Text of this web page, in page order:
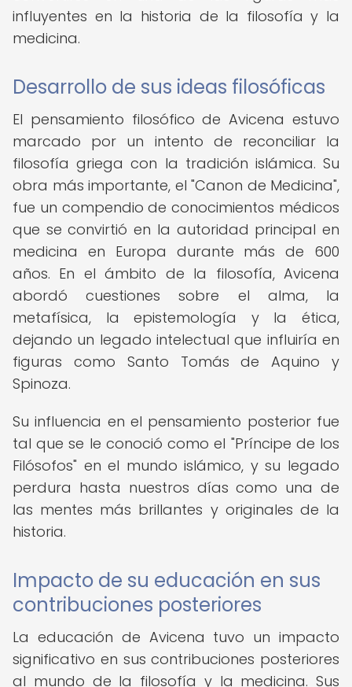
influyentes en la historia de la filosofía y la
medicina.
Desarrollo de sus ideas filosóficas
El pensamiento filosófico de Avicena estuvo
marcado por un intento de reconciliar la
filosofía griega con la tradición islámica. Su
obra más importante, el "Canon de Medicina",
fue un compendio de conocimientos médicos
que se convirtió en la autoridad principal en
medicina en Europa durante más de 600
años. En el ámbito de la filosofía, Avicena
abordó cuestiones sobre el alma, la
metafísica, la epistemología y la ética,
dejando un legado intelectual que influiría en
figuras como Santo Tomás de Aquino y
Spinoza.
Su influencia en el pensamiento posterior fue
tal que se le conoció como el "Príncipe de los
Filósofos" en el mundo islámico, y su legado
perdura hasta nuestros días como una de
las mentes más brillantes y originales de la
historia.
Impacto de su educación en sus
contribuciones posteriores
La educación de Avicena tuvo un impacto
significativo en sus contribuciones posteriores
al mundo de la filosofía y la medicina. Sus